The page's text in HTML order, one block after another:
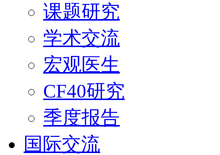
课题研究
学术交流
宏观医生
CF40研究
季度报告
国际交流